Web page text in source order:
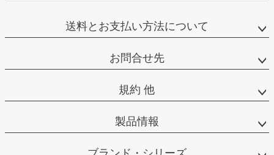
送料とお支払い方法について
お問合せ先
規約 他
製品情報